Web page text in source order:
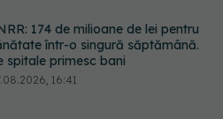
spune culoarea ta preferată
vârsta pe care o ai. Care
"codul cromatic" al generațiilor